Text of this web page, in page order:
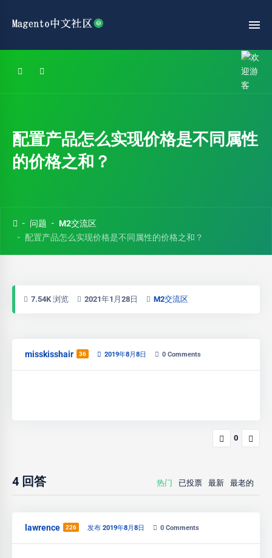
配置产品怎么实现价格是不同属性
的价格之和？
问题
M2交流区
配置产品怎么实现价格是不同属性的价格之和？
7.54K 浏览 2021年1月28日 M2交流区
misskisshair 36 2019年8月8日 0 Comments
0
4 回答 热门 已投票 最新 最老的
lawrence 226 发布 2019年8月8日 0 Comments